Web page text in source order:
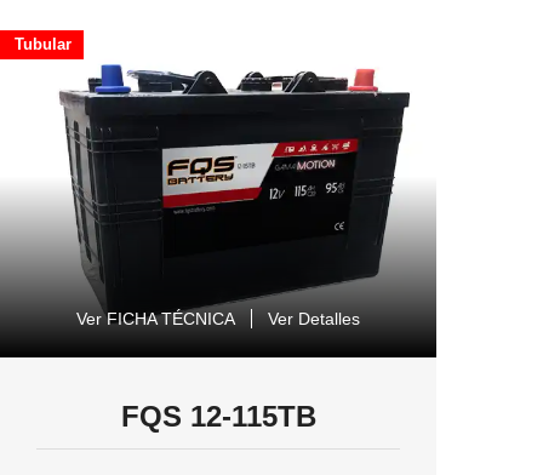
Tubular
Ver FICHA TÉCNICA Ver Detalles
FQS 12-115TB